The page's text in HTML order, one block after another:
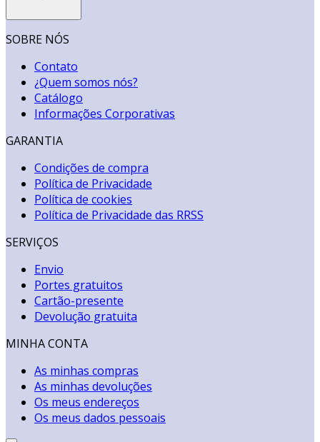
SOBRE NÓS
Contato
¿Quem somos nós?
Catálogo
Informações Corporativas
GARANTIA
Condições de compra
Política de Privacidade
Política de cookies
Política de Privacidade das RRSS
SERVIÇOS
Envio
Portes gratuitos
Cartão-presente
Devolução gratuita
MINHA CONTA
As minhas compras
As minhas devoluções
Os meus endereços
Os meus dados pessoais